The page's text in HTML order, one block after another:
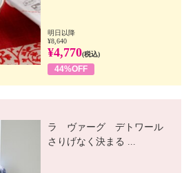
明日以降
¥8,640
¥4,770(税込)
44%OFF
ラ ヴァーグ デトワール
さりげなく決まる ...